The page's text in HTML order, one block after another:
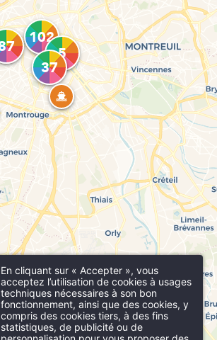
En cliquant sur « Accepter », vous
acceptez l’utilisation de cookies à usages
techniques nécessaires à son bon
fonctionnement, ainsi que des cookies, y
compris des cookies tiers, à des fins
statistiques, de publicité ou de